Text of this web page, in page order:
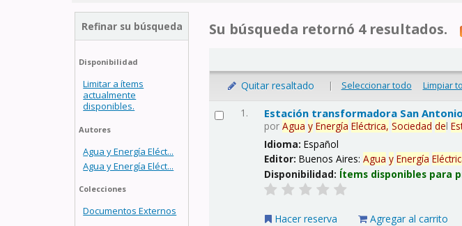
Refinar su búsqueda
Disponibilidad
Limitar a ítems
actualmente
disponibles.
Autores
Agua y Energía Eléct...
Agua y Energía Eléct...
Colecciones
Documentos Externos
Su búsqueda retornó 4 resultados.
Quitar resaltado | Seleccionar todo Limpiar
1. Estación transformadora San
porAgua y Energía Eléctrica, Sociedad del
Idioma:Español
Editor:Buenos Aires:Agua y Energía
Disponibilidad: Ítems disponibles para
Hacer reserva Agregar al carrito